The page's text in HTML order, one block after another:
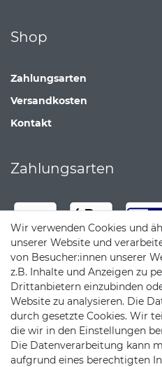
Shop
Zahlungsarten
Versandkosten
Kontakt
Zahlungsarten
Versandpartner
Wir verwenden Cookies und
unserer Website und
von Besucher:innen unserer
z.B. Inhalte und Anzeigen zu
Drittanbietern einzubinden
Website zu analysieren. Die
durch gesetzte Cookies. Wir
die wir in den Einstellungen
Die Datenverarbeitung kann
aufgrund eines berechtigten